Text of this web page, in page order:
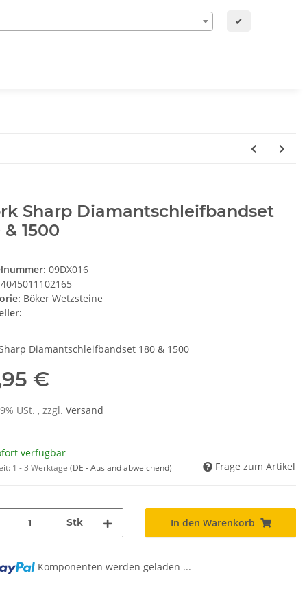
✔
Sharp Diamantschleifbandset
& 1500
09DX016
4045011102165
Böker Wetzsteine
Diamantschleifbandset 180 & 1500
€
USt. , zzgl. Versand
verfügbar
1 - 3 Werktage (DE - Ausland abweichend) Frage zum Artikel
Stk In den Warenkorb
Komponenten werden geladen ...